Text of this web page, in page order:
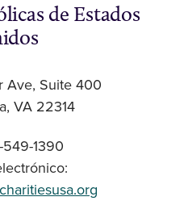
de Estados
Ave, Suite 400
VA 22314
549-1390